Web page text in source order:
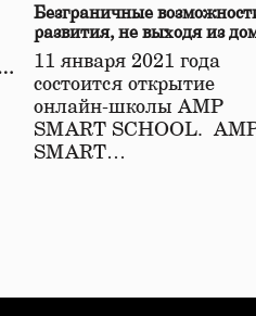
Безграничные
развития, не выходя из
11 января 2021 года
состоится открытие
онлайн-школы АМР
SMART SCHOOL.
SMART…